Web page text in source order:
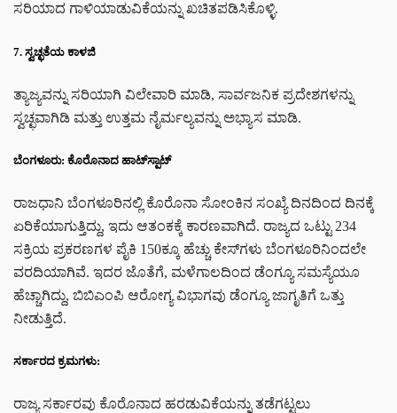
ಸರಿಯಾದ ಗಾಳಿಯಾಡುವಿಕೆಯನ್ನು ಖಚಿತಪಡಿಸಿಕೊಳ್ಳಿ.
7. ಸ್ವಚ್ಛತೆಯ ಕಾಳಜಿ
ತ್ಯಾಜ್ಯವನ್ನು ಸರಿಯಾಗಿ ವಿಲೇವಾರಿ ಮಾಡಿ, ಸಾರ್ವಜನಿಕ ಪ್ರದೇಶಗಳನ್ನು
ಸ್ವಚ್ಛವಾಗಿಡಿ ಮತ್ತು ಉತ್ತಮ ನೈರ್ಮಲ್ಯವನ್ನು ಅಭ್ಯಾಸ ಮಾಡಿ.
ಬೆಂಗಳೂರು: ಕೊರೊನಾದ ಹಾಟ್‌ಸ್ಪಾಟ್
ರಾಜಧಾನಿ ಬೆಂಗಳೂರಿನಲ್ಲಿ ಕೊರೊನಾ ಸೋಂಕಿನ ಸಂಖ್ಯೆ ದಿನದಿಂದ ದಿನಕ್ಕೆ
ಏರಿಕೆಯಾಗುತ್ತಿದ್ದು, ಇದು ಆತಂಕಕ್ಕೆ ಕಾರಣವಾಗಿದೆ. ರಾಜ್ಯದ ಒಟ್ಟು 234
ಸಕ್ರಿಯ ಪ್ರಕರಣಗಳ ಪೈಕಿ 150ಕ್ಕೂ ಹೆಚ್ಚು ಕೇಸ್‌ಗಳು ಬೆಂಗಳೂರಿನಿಂದಲೇ
ವರದಿಯಾಗಿವೆ. ಇದರ ಜೊತೆಗೆ, ಮಳೆಗಾಲದಿಂದ ಡೆಂಗ್ಯೂ ಸಮಸ್ಯೆಯೂ
ಹೆಚ್ಚಾಗಿದ್ದು, ಬಿಬಿಎಂಪಿ ಆರೋಗ್ಯ ವಿಭಾಗವು ಡೆಂಗ್ಯೂ ಜಾಗೃತಿಗೆ ಒತ್ತು
ನೀಡುತ್ತಿದೆ.
ಸರ್ಕಾರದ ಕ್ರಮಗಳು:
ರಾಜ್ಯ ಸರ್ಕಾರವು ಕೊರೊನಾದ ಹರಡುವಿಕೆಯನ್ನು ತಡೆಗಟ್ಟಲು